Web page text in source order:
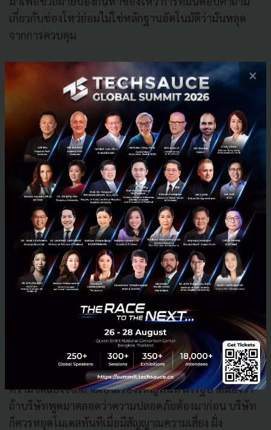
เกี่ยวกับช่องโหว่ย่อมไม่ใช่หลักฐานอัตโนมัติว่ามันหลุด
จากการควบคุม
คุณ Katie Moussouris CEO ของ Luta Security ให้ความ
เห็นกับ Axios ว่าการตอบคำถามที่ฝ่ายป้องกันใช้ตรวจหา
ช่องโหว่ เป็นความสามารถที่โมเดลควรมีเพื่อช่วยยกระดับ
การป้องกันไซเบอร์ในวงกว้าง ความเห็นนี้สะท้อนปัญหา
ใหญ่ของ AI ด้าน Cybersecurity ว่า เส้นแบ่งระหว่าง
เครื่องมือป้องกันกับเครื่องมือโจมตีบางมาก และขึ้นอยู่กับ
บริบทการใช้งานมากพอ ๆ กับตัวความสามารถของโมเดล
บริษัทที่ชูความปลอดภัย
ความย้อนแย้งของกรณี Anthropic คือบริษัทนี้สร้าง
แบรนด์ของตัวเองจากแนวคิดความปลอดภัยด้าน AI มา
โดยตลอด Anthropic มักถูกมองว่าเป็นหนึ่งในบริษัทที่พูด
เรื่องความเสี่ยงของ AI ชัดที่สุด สนับสนุนให้รัฐเข้ามามี
บทบาทกำกับ และเคยเรียกร้องให้มีกรอบควบคุมโมเดล
เมื่อทำเนียบขาวใช้มาตรการที่เข้มมากกับ Anthropic เอง
ความขัดแย้งจึงกลายเป็นเรื่องใหญ่ทันที ฝั่งรัฐบาลมองว่า
ถ้าบริษัทพูดมาตลอดว่าความปลอดภัยต้องมาก่อน บริษัท
ก็ควรหยุดโมเดลทันทีเมื่อมีสัญญาณความเสี่ยง ฝั่ง
×